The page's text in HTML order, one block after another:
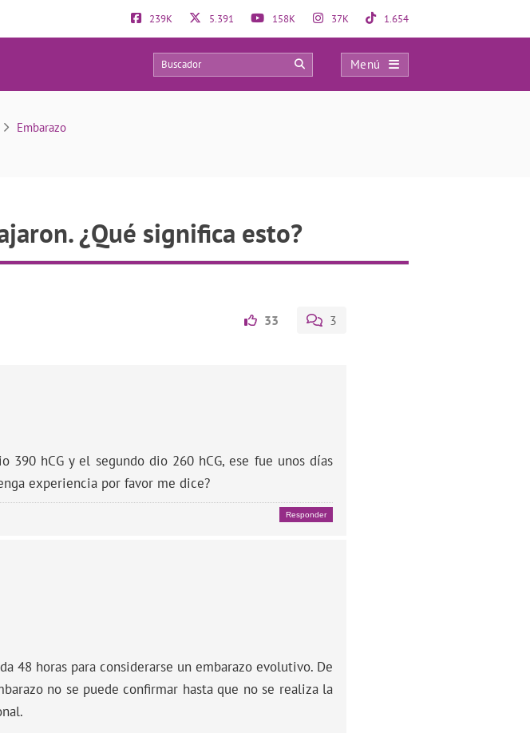
239K 5.391 158K 37K 1.654
Menú
esto?
30 0
Embarazo
¿Qué significa esto?
33 3
hCG y el segundo dio 260 hCG, ese fue unos días
experiencia por favor me dice?
Responder
48 horas para considerarse un embarazo evolutivo. De
no se puede confirmar hasta que no se realiza la